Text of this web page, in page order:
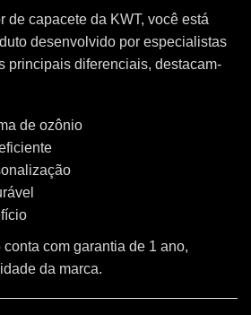
de capacete da KWT, você está
desenvolvido por especialistas
principais diferenciais, destacam-
de ozônio
com garantia de 1 ano,
da marca.